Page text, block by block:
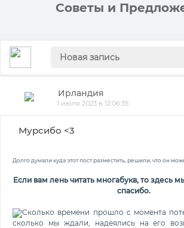
Советы и
Ирландия
1 июля 2023 в 12:06:35
Мурсибо <3
Долго думали куда этот пост разместить, решили, что он
Если вам лень читать многабукв, то здесь
спасибо.
Сколько времени прошло с момента
сколько мы ждали, надеялись на его